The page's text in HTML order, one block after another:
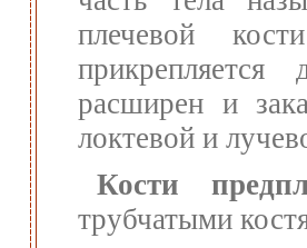
плечевой
расширен и
локтевой и
Кости
трубчатыми